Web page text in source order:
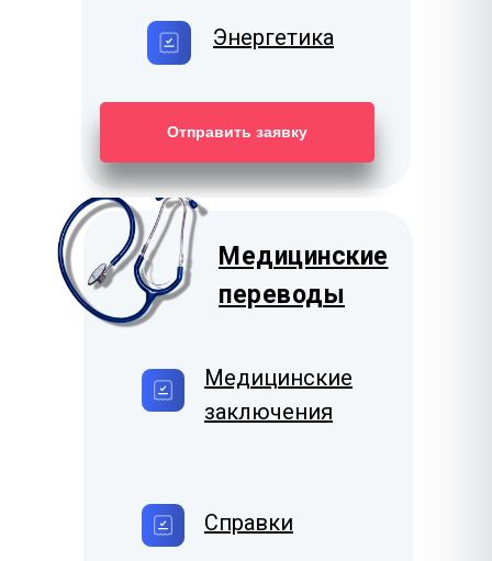
Энергетика
Отправить заявку
Медицинские
переводы
Медицинские
заключения
Справки